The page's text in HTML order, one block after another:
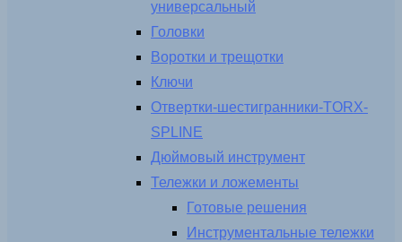
универсальный
Головки
Воротки и трещотки
Ключи
Отвертки-шестигранники-TORX-
SPLINE
Дюймовый инструмент
Тележки и ложементы
Готовые решения
Инструментальные тележки